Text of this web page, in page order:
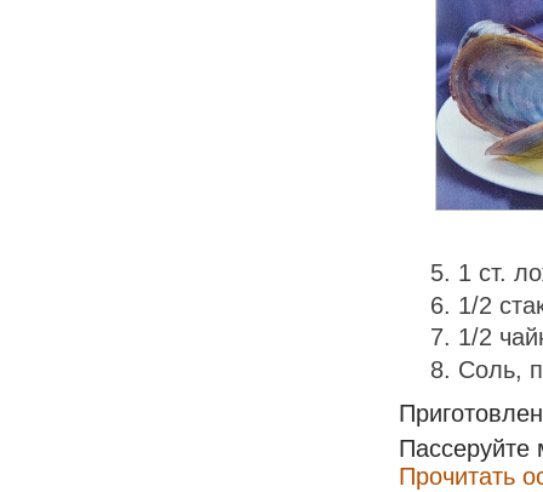
1 ст.
1/2
1/2
Соль,
Пассеруйте
Прочитать